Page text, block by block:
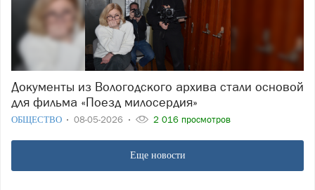
Документы из Вологодского архива стали основой
для фильма «Поезд милосердия»
ОБЩЕСТВО 08-05-2026 2 016 просмотров
Еще новости